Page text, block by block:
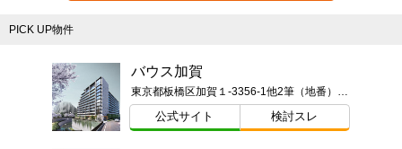
PICK UP物件
バウス加賀
東京都板橋区加賀１-3356-1他2筆（地番）ほか
公式サイト 検討スレ